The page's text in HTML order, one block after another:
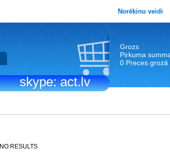
skype: act.lv
Norēķinu veidi
Grozs
Pirkuma
0 Preces grozā
NO RESULTS